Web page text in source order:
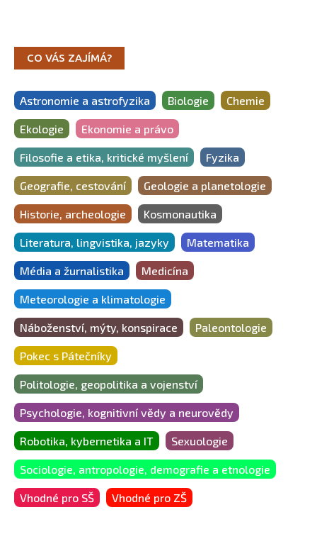
CO VÁS ZAJÍMÁ?
Astronomie a astrofyzika Biologie Chemie
Ekologie Ekonomie a právo
Filosofie a etika, kritické myšlení Fyzika
Geografie, cestování Geologie a planetologie
Historie, archeologie Kosmonautika
Literatura, lingvistika, jazyky Matematika
Média a žurnalistika Medicína
Meteorologie a klimatologie
Náboženství, mýty, konspirace Paleontologie
Pokec s Pátečníky
Politologie, geopolitika a vojenství
Psychologie, kognitivní vědy a neurovědy
Robotika, kybernetika a IT Sexuologie
Sociologie, antropologie, demografie a etnologie
Vhodné pro SŠ Vhodné pro ZŠ